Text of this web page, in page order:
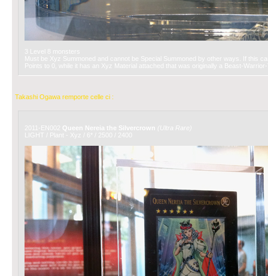
3 Level 8 monsters
Must be Xyz Summoned and cannot be Special Summoned by other ways. If this
Points to 0, while it has an Xyz Material attached that was originally a Beast-
Takashi Ogawa remporte celle ci :
2011-EN002 Queen Nereia the Silvercrown (Ultra Rare)
LIGHT / Plant - Xyz / 6* / 2500 / 2400